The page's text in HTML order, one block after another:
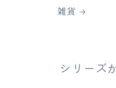
雑貨
シリーズ